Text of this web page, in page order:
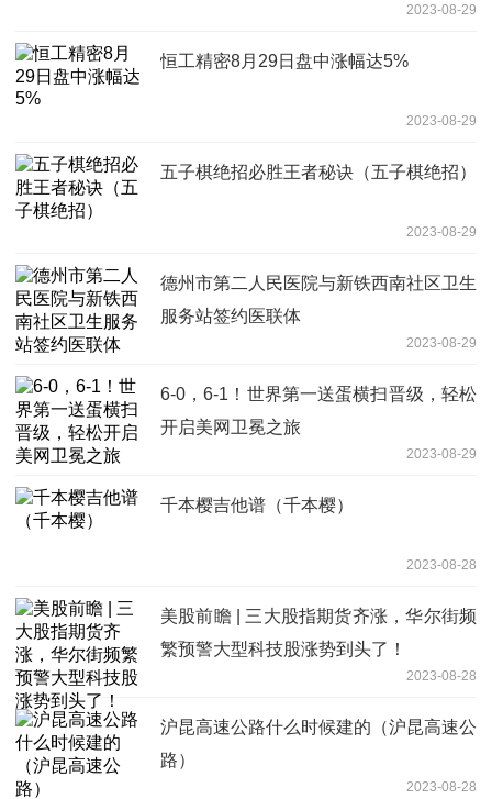
2023-08-29
恒工精密8月29日盘中涨幅达5%
2023-08-29
五子棋绝招必胜王者秘诀（五子棋绝招）
2023-08-29
德州市第二人民医院与新铁西南社区卫生
服务站签约医联体
2023-08-29
6-0，6-1！世界第一送蛋横扫晋级，轻松
开启美网卫冕之旅
2023-08-29
千本樱吉他谱（千本樱）
2023-08-28
美股前瞻 | 三大股指期货齐涨，华尔街频
繁预警大型科技股涨势到头了！
2023-08-28
沪昆高速公路什么时候建的（沪昆高速公
路）
2023-08-28